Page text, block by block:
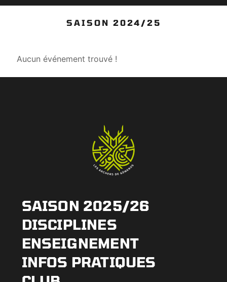
SAISON 2024/25
Aucun événement trouvé !
SAISON 2025/26
DISCIPLINES
ENSEIGNEMENT
INFOS PRATIQUES